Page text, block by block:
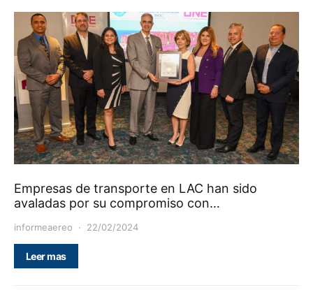
Empresas de transporte en LAC han sido
avaladas por su compromiso con…
informeaereo 22/02/2024
Leer mas